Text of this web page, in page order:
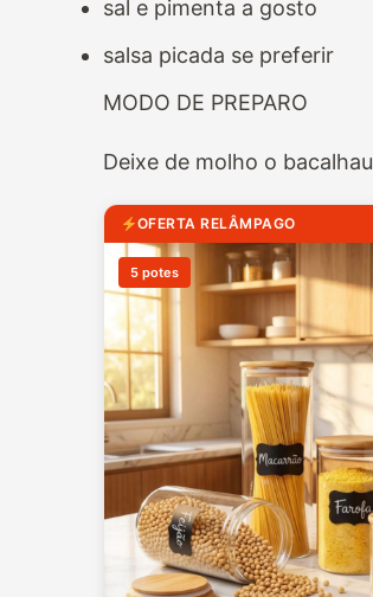
sal e pimenta a gosto
salsa picada se preferir
MODO DE PREPARO
Deixe de molho o
OFERTA RELÂMPAGO
5 potes